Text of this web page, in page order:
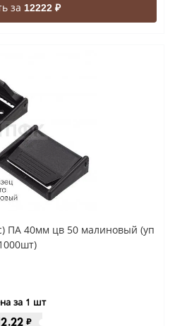
за 12222 ₽
ПА 40мм цв 50 малиновый (уп
за 1 шт
₽